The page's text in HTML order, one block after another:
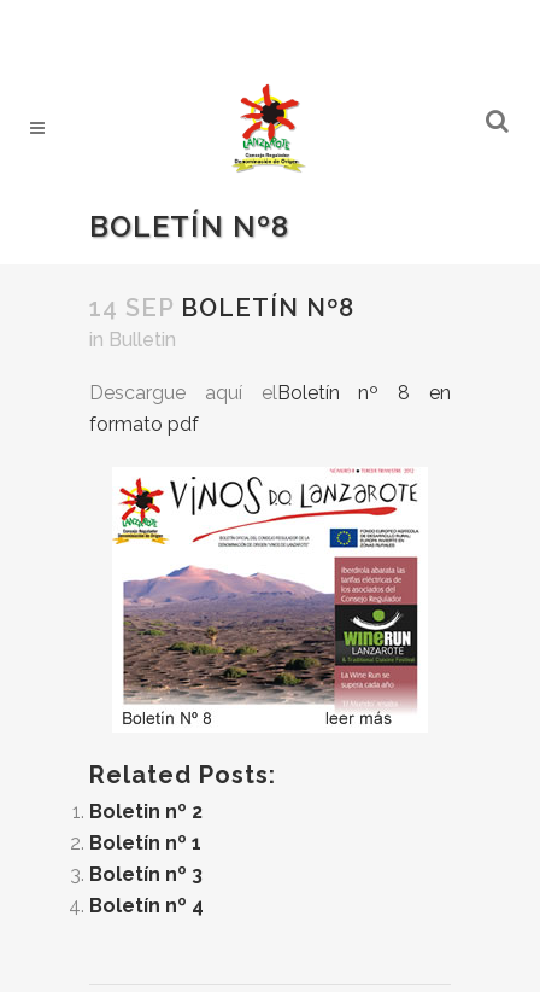
BOLETÍN Nº8
14 SEP BOLETÍN Nº8
in Bulletin
Descargue aquí elBoletín nº 8 en
formato pdf
Related Posts:
Boletin nº 2
Boletín nº 1
Boletín nº 3
Boletín nº 4